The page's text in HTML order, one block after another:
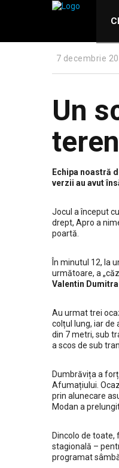
7 decembrie
Un
teren
Echipa noastră
verzii au avut
Jocul a început
drept, Apro a
poartă.
În minutul 12, la
următoare, a
Valentin
Au urmat trei
colțul lung, iar de
din 7 metri, sub
a scos de sub
Dumbrăvița a
Afumațiului.
prin alunecare
Modan a
Dincolo de
stagională –
programat